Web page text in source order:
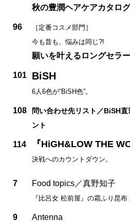
秋の豊潤ヘアケアカタログ
96
［定番コスメ部門］
今も昔も、悩みは同じ?!
願いを叶えるロングセラー
101 BiSH
6人6色が“BiSH色”。
108
問い合わせ先リスト／BiSH
ント
114 『HiGH&LOW THE
決戦へのカウントダウン。
7 Food topics／真野知子
『比呂女 松前屋』の霜ふり昆
9 Antenna